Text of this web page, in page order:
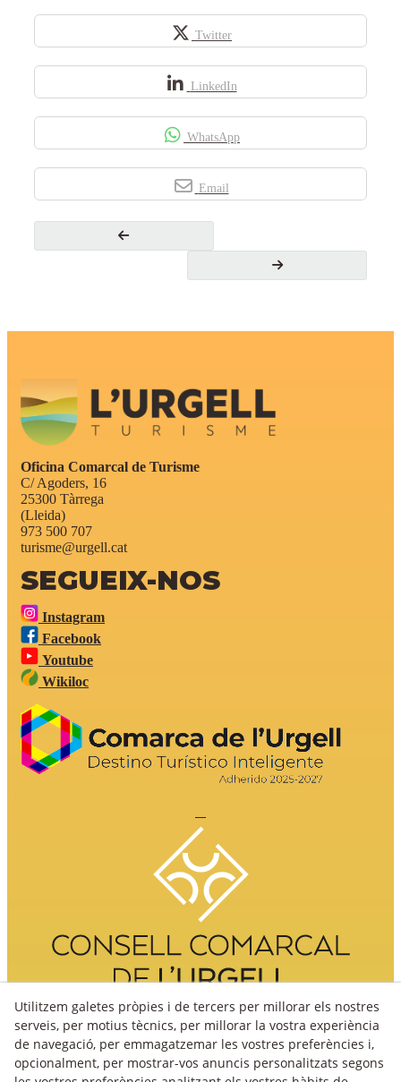
Twitter
LinkedIn
WhatsApp
Email
Oficina Comarcal de Turisme
C/ Agoders, 16
25300 Tàrrega
(Lleida)
973 500 707
turisme@urgell.cat
SEGUEIX-NOS
Instagram
Facebook
Youtube
Wikiloc
Utilitzem galetes pròpies i de tercers per millorar els nostres
serveis, per motius tècnics, per millorar la vostra experiència
de navegació, per emmagatzemar les vostres preferències i,
opcionalment, per mostrar-vos anuncis personalitzats segons